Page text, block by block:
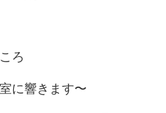
ろ
に響きます〜